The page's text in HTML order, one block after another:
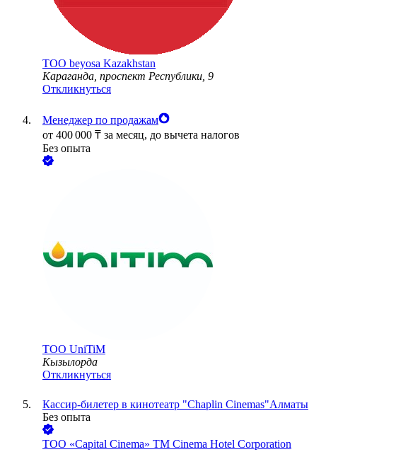
ТОО beyosa Kazakhstan
Караганда, проспект Республики, 9
Откликнуться
Менеджер по продажам
от 400 000 ₸ за месяц, до вычета налогов
Без опыта
ТОО UniTiM
Кызылорда
Откликнуться
Кассир-билетер в кинотеатр "Chaplin Cinemas"Алматы
Без опыта
ТОО «Capital Cinema» ТМ Cinema Hotel Corporation